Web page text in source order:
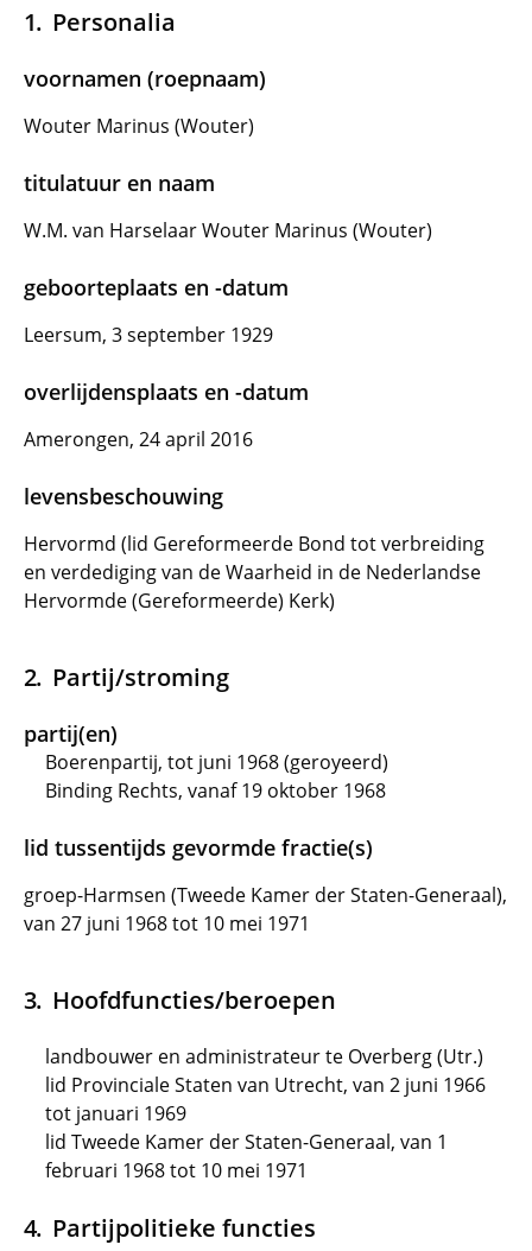
Personalia
voornamen (roepnaam)
Wouter Marinus (Wouter)
titulatuur en naam
W.M. van Harselaar Wouter Marinus (Wouter)
geboorteplaats en -datum
Leersum, 3 september 1929
overlijdensplaats en -datum
Amerongen, 24 april 2016
levensbeschouwing
Hervormd (lid Gereformeerde Bond tot verbreiding
en verdediging van de Waarheid in de Nederlandse
Hervormde (Gereformeerde) Kerk)
Partij/stroming
partij(en)
Boerenpartij, tot juni 1968 (geroyeerd)
Binding Rechts, vanaf 19 oktober 1968
lid tussentijds gevormde fractie(s)
groep-Harmsen (Tweede Kamer der Staten-Generaal),
van 27 juni 1968 tot 10 mei 1971
Hoofdfuncties/beroepen
landbouwer en administrateur te Overberg (Utr.)
lid Provinciale Staten van Utrecht, van 2 juni 1966
tot januari 1969
lid Tweede Kamer der Staten-Generaal, van 1
februari 1968 tot 10 mei 1971
Partijpolitieke functies